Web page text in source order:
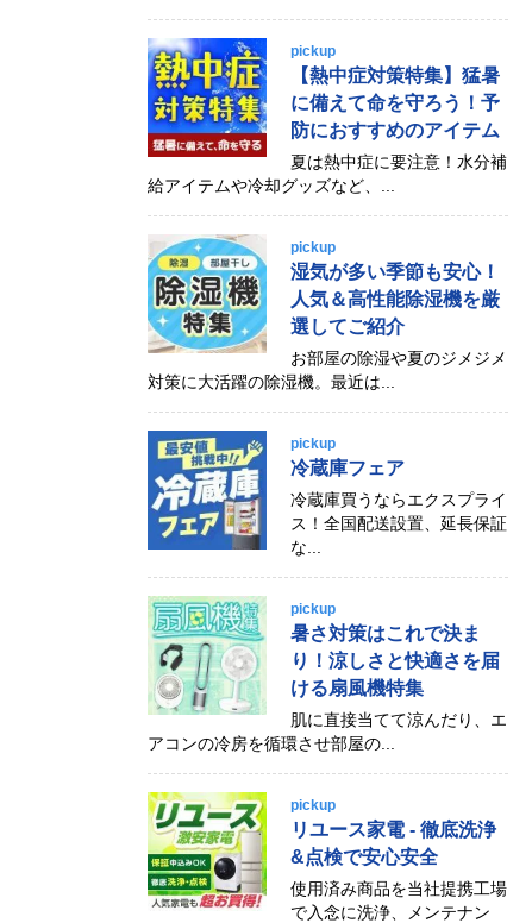
pickup
【熱中症対策特集】猛暑
に備えて命を守ろう！予
防におすすめのアイテム
夏は熱中症に要注意！水分補
給アイテムや冷却グッズなど、...
pickup
湿気が多い季節も安心！
人気＆高性能除湿機を厳
選してご紹介
お部屋の除湿や夏のジメジメ
対策に大活躍の除湿機。最近は...
pickup
冷蔵庫フェア
冷蔵庫買うならエクスプライ
ス！全国配送設置、延長保証
な...
pickup
暑さ対策はこれで決ま
り！涼しさと快適さを届
ける扇風機特集
肌に直接当てて涼んだり、エ
アコンの冷房を循環させ部屋の...
pickup
リユース家電 - 徹底洗浄
&点検で安心安全
使用済み商品を当社提携工場
で入念に洗浄、メンテナン